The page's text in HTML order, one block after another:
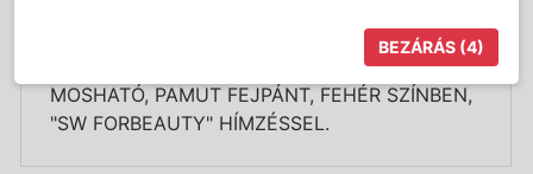
KOZMETIKAI KEZELÉSEKHEZ HASZNÁLATOS
MOSHATÓ, PAMUT FEJPÁNT, FEHÉR SZÍNBEN,
"SW FORBEAUTY" HÍMZÉSSEL.
BEZÁRÁS (4)